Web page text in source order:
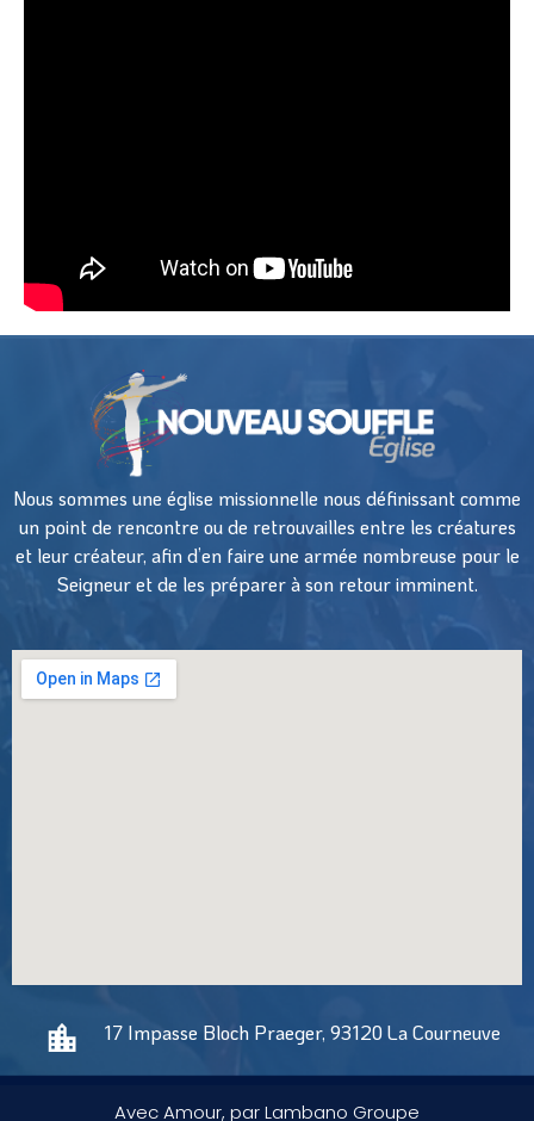
Nous sommes une église missionnelle nous définissant comme
un point de rencontre ou de retrouvailles entre les créatures
et leur créateur, afin d’en faire une armée nombreuse pour le
Seigneur et de les préparer à son retour imminent.
17 Impasse Bloch Praeger, 93120 La Courneuve
Avec Amour, par Lambano Groupe